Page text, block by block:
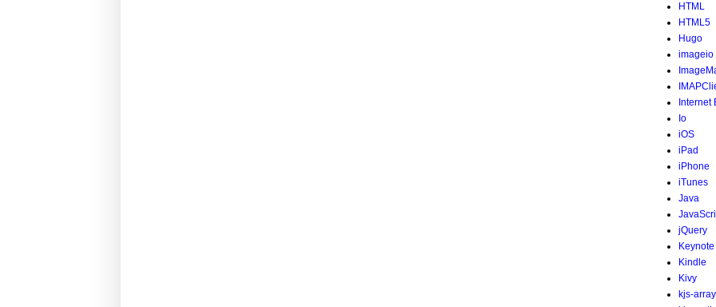
HTML
HTML5
Hugo
imageio
Internet
Io
iOS
iPad
iPhone
iTunes
Java
jQuery
Keynote
Kindle
Kivy
kjs-array